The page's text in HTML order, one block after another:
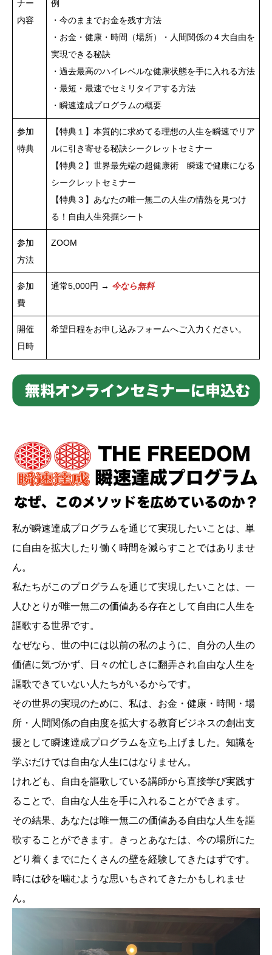
ナー
内容
例
・今のままでお金を残す方法
・お金・健康・時間（場所）・人間関係の４大自由を
実現できる秘訣
・過去最高のハイレベルな健康状態を手に入れる方法
・最短・最速でセミリタイアする方法
・瞬速達成プログラムの概要
参加
特典
【特典１】本質的に求めてる理想の人生を瞬速でリア
ルに引き寄せる秘訣シークレットセミナー
【特典２】世界最先端の超健康術 瞬速で健康になる
シークレットセミナー
【特典３】あなたの唯一無二の人生の情熱を見つけ
る！自由人生発掘シート
参加
方法
ZOOM
参加
費
通常5,000円 → 今なら無料
開催
日時
希望日程をお申し込みフォームへご入力ください。
私が瞬速達成プログラムを通じて実現したいことは、単
に自由を拡大したり働く時間を減らすことではありませ
ん。
私たちがこのプログラムを通じて実現したいことは、一
人ひとりが唯一無二の価値ある存在として自由に人生を
謳歌する世界です。
なぜなら、世の中には以前の私のように、自分の人生の
価値に気づかず、日々の忙しさに翻弄され自由な人生を
謳歌できていない人たちがいるからです。
その世界の実現のために、私は、お金・健康・時間・場
所・人間関係の自由度を拡大する教育ビジネスの創出支
援として瞬速達成プログラムを立ち上げました。知識を
学ぶだけでは自由な人生にはなりません。
けれども、自由を謳歌している講師から直接学び実践す
ることで、自由な人生を手に入れることができます。
その結果、あなたは唯一無二の価値ある自由な人生を謳
歌することができます。きっとあなたは、今の場所にた
どり着くまでにたくさんの壁を経験してきたはずです。
時には砂を噛むような思いもされてきたかもしれませ
ん。